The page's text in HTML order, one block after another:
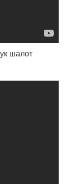
шалот